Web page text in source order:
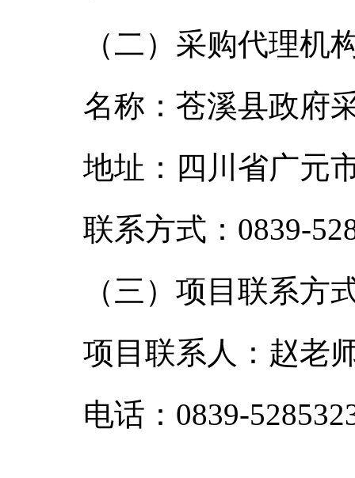
（二）采购代理机
名称：苍溪县政府
地址：四川省广元
联系方式：0839-
（三）项目联系方
项目联系人：赵老
电话：0839-